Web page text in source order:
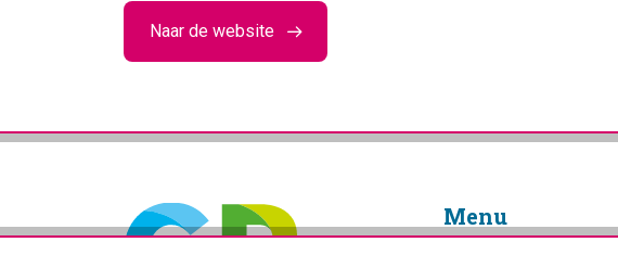
Naar de website
Menu